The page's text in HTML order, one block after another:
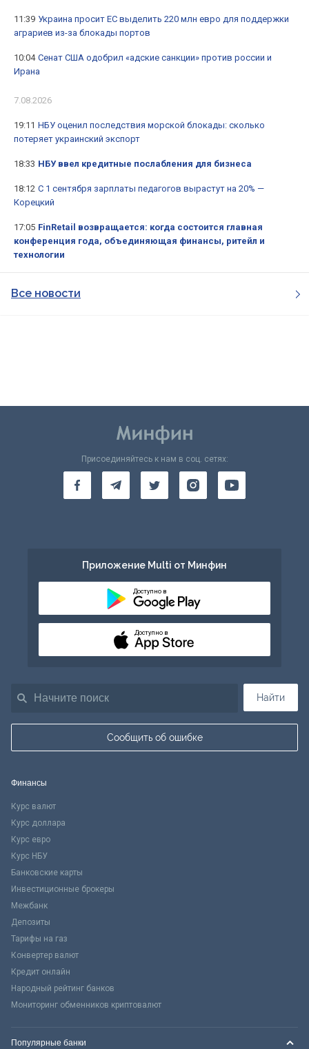
11:39 Украина просит ЕС выделить 220 млн евро для поддержки
аграриев из-за блокады портов
10:04 Сенат США одобрил «адские санкции» против россии и
Ирана
7.08.2026
19:11 НБУ оценил последствия морской блокады: сколько
потеряет украинский экспорт
18:33 НБУ ввел кредитные послабления для бизнеса
18:12 С 1 сентября зарплаты педагогов вырастут на 20% —
Корецкий
17:05 FinRetail возвращается: когда состоится главная
конференция года, объединяющая финансы, ритейл и
технологии
Все новости
Найти
Сообщить об ошибке
Присоединяйтесь к нам в соц. сетях:
Приложение Multi от Минфин
Доступно в
Доступно в
Финансы
Курс валют
Курс доллара
Курс евро
Курс НБУ
Банковские карты
Инвестиционные брокеры
Межбанк
Депозиты
Тарифы на газ
Конвертер валют
Кредит онлайн
Народный рейтинг банков
Мониторинг обменников криптовалют
Популярные банки